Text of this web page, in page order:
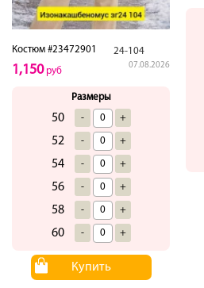
Костюм #23472901 24-104
07.08.2026
1,150руб
Размеры
50 - +
52 - +
54 - +
56 - +
58 - +
60 - +
Купить